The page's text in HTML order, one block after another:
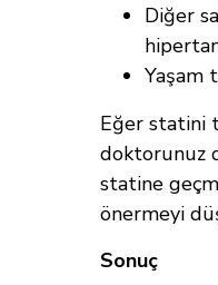
Diğer
Yaşam
Eğer statini
doktorunuz
statine
önermeyi
Sonuç